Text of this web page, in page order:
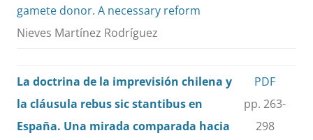
gamete donor. A necessary reform
Nieves Martínez Rodríguez
La doctrina de la imprevisión chilena y
la cláusula rebus sic stantibus en
España. Una mirada comparada hacia
PDF
pp. 263-
298